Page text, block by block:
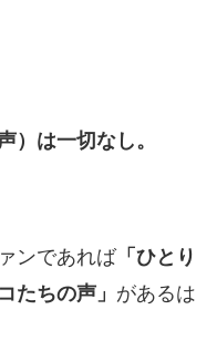
）は一切なし。
ンであれば「ひとり
たちの声」 があるは